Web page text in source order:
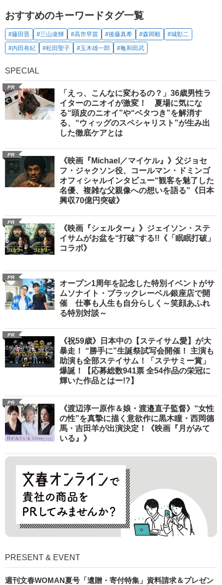
おすすめのキーワードタグ一覧
#藤田晋 #三山凌輝 #高市早苗 #後藤真希 #森岡毅
#城彰二
#内田有紀
#松田聖子 #玉木雄一郎 #亀和田武
SPECIAL
PR
「えっ、こんなに変わるの？」36歳男性ラ
イターのニオイが激変！ 夏場に気にな
る“頭皮のニオイ”や“ベタつき”を解消す
る、“ウィッグのスペシャリスト”が生み出
した徹底ケアとは
PR
《映画『Michael／マイケル』》父ジョセ
フ・ジャクソン役、コールマン・ドミンゴ
オフィシャルインタビュー“観客を魅了した
名優、複雑な父親像への想いを語る”《日本
興収70億円突破》
PR
《映画『シェルター』》ジェイソン・ステ
イサムがお盆を“打破”する!!《「眠眠打破」
コラボ》
PR
オープン1周年を記念した特別イベントがサ
ムソナイト・ブラックレーベル銀座店で開
催 仕事も人生も自分らしく～笑顔あふれ
る特別対談～
PR
《祝59歳》日本中の【ステイサム愛】が大
暴走！ “勝手に”生誕祭試写会開催！ 主演も
助演も全部ステイサム！「ステサミー賞」
爆誕！【応募総数941票 全54作品の栄冠に
輝いた作品とはー!?】
PR
《渡辺淳一原作＆娘・渡邉直子監督》“女性
の性”を真摯に描く意欲作に黒木瞳・西岡德
馬・吉田羊が出演決定！《映画『月がみて
いる』》
PRESENT & EVENT
週刊文春WOMAN夏号「遺贈・寄付特集」資料請求＆プレゼン